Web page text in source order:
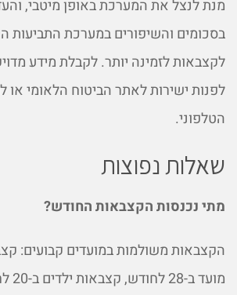
מנת לנצל את המערכת באופן מיטבי,
בסכומים והשיפורים במערכת התביעות
לקצבאות לזמינה יותר. לקבלת מידע
לפנות ישירות לאתר הביטוח הלאומי או
הטלפוני.
שאלות נפוצות
מתי נכנסות הקצבאות החודש?
הקצבאות משולמות במועדים קבועים: